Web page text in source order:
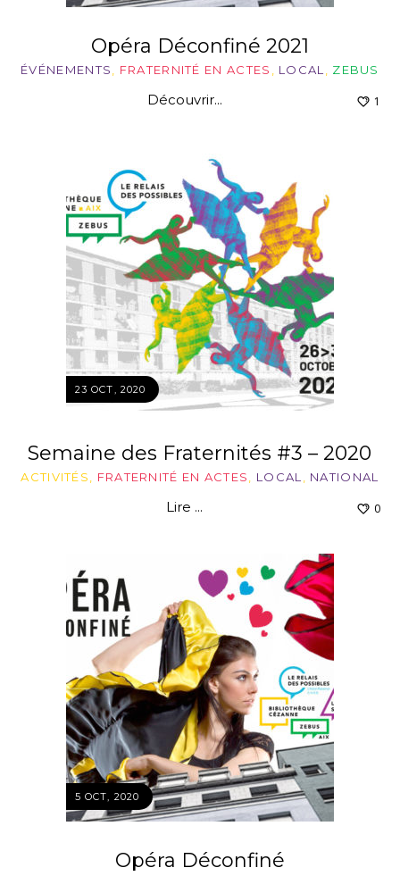
Opéra Déconfiné 2021
ÉVÉNEMENTS, FRATERNITÉ EN ACTES , LOCAL, ZEBUS
Découvrir... 1
23 OCT, 2020
Semaine des Fraternités #3 – 2020
ACTIVITÉS, FRATERNITÉ EN ACTES, LOCAL, NATIONAL
Lire ... 0
5 OCT, 2020
Opéra Déconfiné